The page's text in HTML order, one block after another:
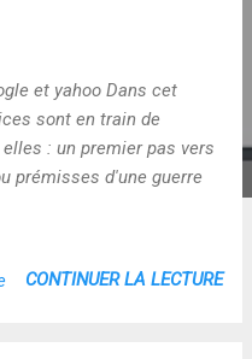
et yahoo Dans cet
sont en train de
: un premier pas vers
prémisses d'une guerre
CONTINUER LA LECTURE